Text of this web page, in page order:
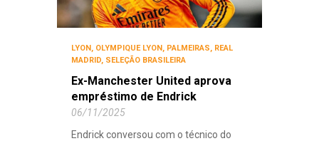
LYON, OLYMPIQUE LYON, PALMEIRAS, REAL
MADRID, SELEÇÃO BRASILEIRA
Ex-Manchester United aprova
empréstimo de Endrick
06/11/2025
Endrick conversou com o técnico do